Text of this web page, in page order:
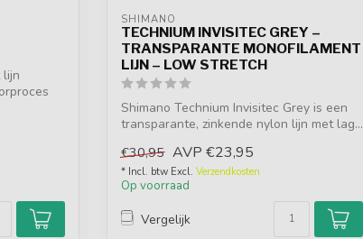
lijn
SHIMANO
TECHNIUM INVISITEC GREY –
TRANSPARANTE MONOFILAMENT
LIJN – LOW STRETCH
Shimano Technium Invisitec Grey is een
transparante, zinkende nylon lijn met lag...
€30,95 AVP €23,95
* Incl. btw Excl. Verzendkosten
Op voorraad
Vergelijk